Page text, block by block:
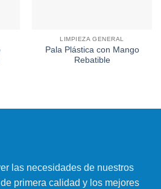
LIMPIEZA GENERAL
Pala Plástica con Mango
Rebatible
las necesidades de nuestros
primera calidad y los mejores